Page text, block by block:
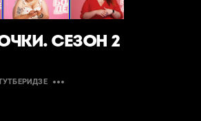
СЕЗОН 2